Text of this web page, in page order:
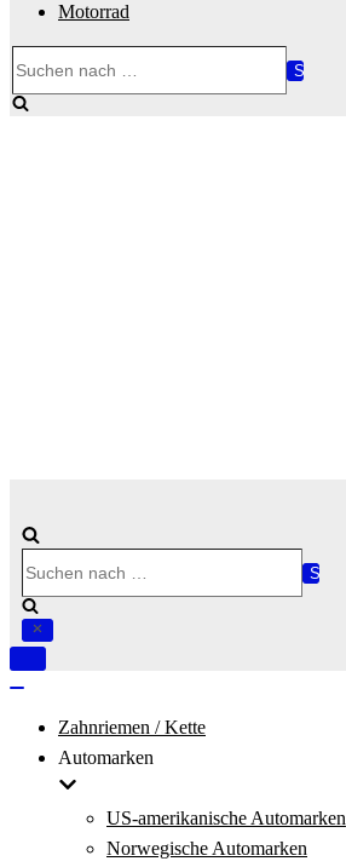
Motorrad
nach …
nach …
Navigation
Zahnriemen / Kette
Automarken
US-amerikanische Automarken
Norwegische Automarken